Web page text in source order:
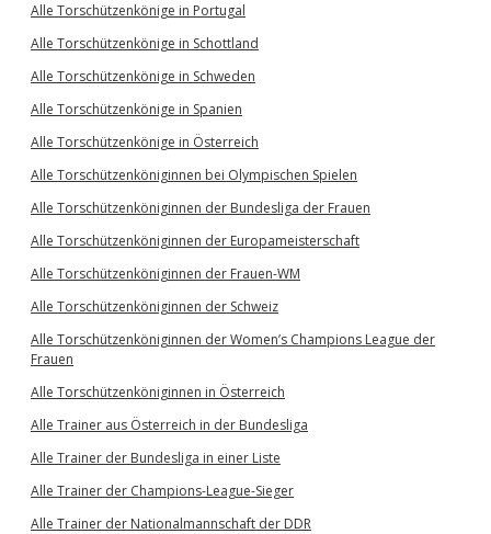
Alle Torschützenkönige in Portugal
Alle Torschützenkönige in Schottland
Alle Torschützenkönige in Schweden
Alle Torschützenkönige in Spanien
Alle Torschützenkönige in Österreich
Alle Torschützenköniginnen bei Olympischen Spielen
Alle Torschützenköniginnen der Bundesliga der Frauen
Alle Torschützenköniginnen der Europameisterschaft
Alle Torschützenköniginnen der Frauen-WM
Alle Torschützenköniginnen der Schweiz
Alle Torschützenköniginnen der Women’s Champions League der
Frauen
Alle Torschützenköniginnen in Österreich
Alle Trainer aus Österreich in der Bundesliga
Alle Trainer der Bundesliga in einer Liste
Alle Trainer der Champions-League-Sieger
Alle Trainer der Nationalmannschaft der DDR